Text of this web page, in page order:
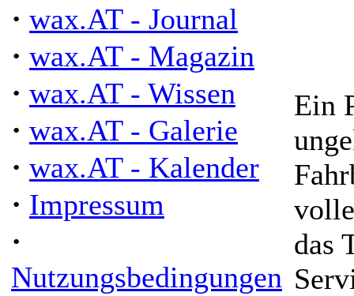
· wax.AT - Journal
· wax.AT - Magazin
· wax.AT - Wissen
· wax.AT - Galerie
· wax.AT - Kalender
· Impressum
·
Nutzungsbedingungen
Ein
das